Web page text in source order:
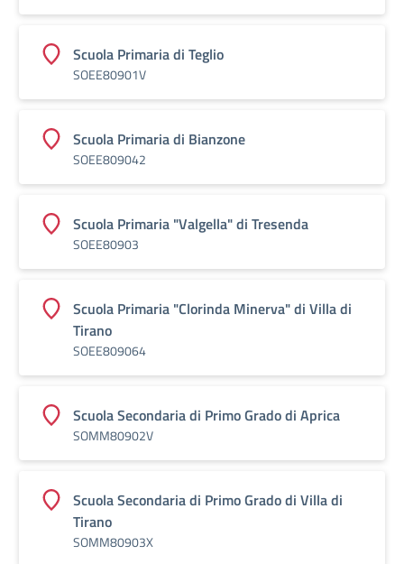
Scuola Primaria di Teglio
SOEE80901V
Scuola Primaria di Bianzone
SOEE809042
Scuola Primaria "Valgella" di Tresenda
SOEE80903
Scuola Primaria "Clorinda Minerva" di Villa di
Tirano
SOEE809064
Scuola Secondaria di Primo Grado di Aprica
SOMM80902V
Scuola Secondaria di Primo Grado di Villa di
Tirano
SOMM80903X